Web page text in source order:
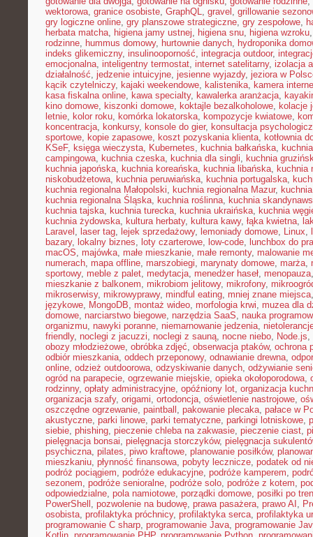
wektorowa, granice osobiste, GraphQL, gravel , grillowanie
gry logiczne online, gry planszowe strategiczne, gry zespołowe,
herbata matcha, higiena jamy ustnej, higiena snu, higiena wzroku
rodzinne, hummus domowy, hurtownie danych, hydroponika
indeks glikemiczny, insulinooporność, integracja outdoor,
emocjonalna, inteligentny termostat, internet satelitarny, izolacja
działalność, jedzenie intuicyjne, jesienne wyjazdy, jeziora w
kącik czytelniczy, kajaki weekendowe, kalistenika, kamera
kasa fiskalna online, kawa specialty, kawalerka aranżacja,
kino domowe, kiszonki domowe, koktajle bezalkoholowe, kolacje
letnie, kolor roku, komórka lokatorska, kompozycje kwiatowe,
koncentracja, konkursy, konsole do gier, konsultacja
sportowe, kopie zapasowe, koszt pozyskania klienta, kotłownia
KSeF, księga wieczysta, Kubernetes, kuchnia bałkańska,
campingowa, kuchnia czeska, kuchnia dla singli, kuchnia
kuchnia japońska, kuchnia koreańska, kuchnia libańska, kuchnia
niskobudżetowa, kuchnia peruwiańska, kuchnia portugalska,
kuchnia regionalna Małopolski, kuchnia regionalna Mazur,
kuchnia regionalna Śląska, kuchnia roślinna, kuchnia
kuchnia tajska, kuchnia turecka, kuchnia ukraińska, kuchnia
kuchnia żydowska, kultura herbaty, kultura kawy, łąka kwietna,
Laravel , laser tag, lejek sprzedażowy, lemoniady domowe, Linux,
bazary, lokalny biznes, loty czarterowe, low-code, lunchbox do
macOS, majówka, małe mieszkanie, małe remonty, malowanie
numerach, mapa offline, marszobiegi, marynaty domowe, marża,
sportowy, meble z palet, medytacja, menedżer haseł, menopauza
mieszkanie z balkonem, mikrobiom jelitowy, mikrofony,
mikroserwisy, mikrowyprawy, mindful eating, mniej znane miejsca
językowe, MongoDB, montaż wideo, morfologia krwi, muzea dla
domowe, narciarstwo biegowe, narzędzia SaaS, nauka
organizmu, nawyki poranne, niemarnowanie jedzenia,
friendly, noclegi z jacuzzi, noclegi z sauną, nocne niebo, Node.js,
obozy młodzieżowe, obróbka zdjęć, obserwacja ptaków, ochrona
odbiór mieszkania, oddech przeponowy, odnawianie drewna,
online, odzież outdoorowa, odzyskiwanie danych, odżywianie
ogród na parapecie, ogrzewanie miejskie, opieka okołoporodowa,
rodzinny, opłaty administracyjne, opóźniony lot, organizacja
organizacja szafy, origami, ortodoncja, oświetlenie nastrojowe,
oszczędne ogrzewanie, paintball , pakowanie plecaka, pałace w
akustyczne, parki linowe, parki tematyczne, parkingi lotniskowe,
siebie, phishing, pieczenie chleba na zakwasie, pieczenie ciast,
pielęgnacja bonsai, pielęgnacja storczyków, pielęgnacja
psychiczna, pilates, piwo kraftowe, planowanie posiłków,
mieszkaniu, płynność finansowa, pobyty lecznicze, podatek od
podróż pociągiem, podróże edukacyjne, podróże kamperem,
sezonem, podróże senioralne, podróże solo, podróże z kotem,
odpowiedzialne, pola namiotowe, porządki domowe, posiłki po
PowerShell , pozwolenie na budowę, prawa pasażera, prawo AI ,
osobista, profilaktyka próchnicy, profilaktyka serca, profilaktyka
programowanie C sharp, programowanie Java, programowanie